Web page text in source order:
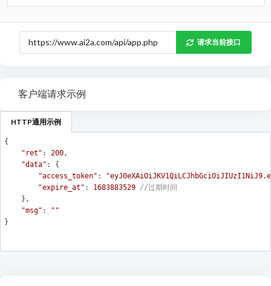
请求当前接口
客户端请求示例
HTTP通用示例
{
"ret" : 200,
"data" : {
"access_token" :
"expire_at" : 1683883529 //过期时间
    },
"msg" :
""